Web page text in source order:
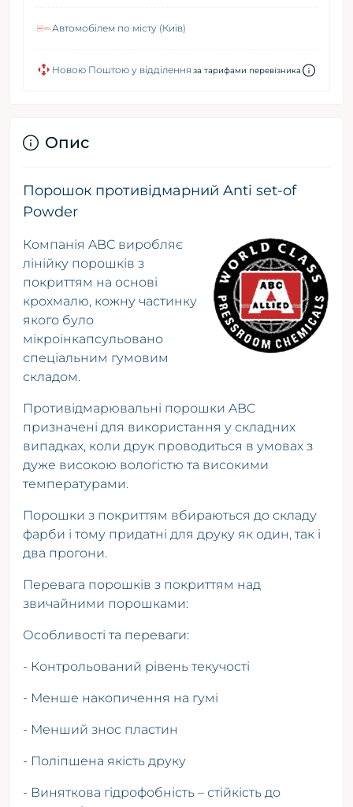
Автомобілем по місту (Київ)
Новою Поштою у відділення за тарифами перевізника
Опис
Порошок противідмарний Anti set-of
Powder
Компанія ABC виробляє
лінійку порошків з
покриттям на основі
крохмалю, кожну частинку
якого було
мікроінкапсульовано
спеціальним гумовим
складом.
Противідмарювальні порошки ABC
призначені для використання у складних
випадках, коли друк проводиться в умовах з
дуже високою вологістю та високими
температурами.
Порошки з покриттям вбираються до складу
фарби і тому придатні для друку як один, так і
два прогони.
Перевага порошків з покриттям над
звичайними порошками:
Особливості та переваги:
- Контрольований рівень текучості
- Менше накопичення на гумі
- Менший знос пластин
- Поліпшена якість друку
- Виняткова гідрофобність – стійкість до